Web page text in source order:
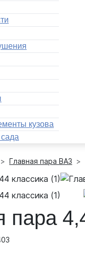
кузова
Главная пара ВАЗ
пара